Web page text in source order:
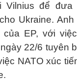
Vilnius để
Ukraine.
EP, với
22/6 tuyên
NATO xúc